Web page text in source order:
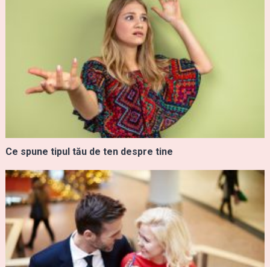
Ce spune tipul tău de ten despre tine